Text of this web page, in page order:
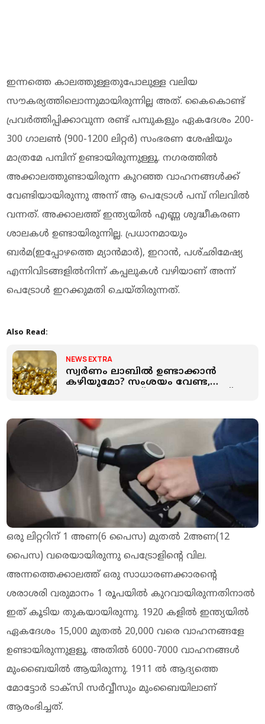
ഇന്നത്തെ കാലത്തുള്ളതുപോലുള്ള വലിയ
സൗകര്യത്തിലൊന്നുമായിരുന്നില്ല അത്. കൈകൊണ്ട്
പ്രവര്‍ത്തിപ്പിക്കാവുന്ന രണ്ട് പമ്പുകളും ഏകദേശം 200-
300 ഗാലണ്‍ (900-1200 ലിറ്റര്‍) സംഭരണ ശേഷിയും
മാത്രമേ പമ്പിന് ഉണ്ടായിരുന്നുള്ളൂ. നഗരത്തില്‍
അക്കാലത്തുണ്ടായിരുന്ന കുറഞ്ഞ വാഹനങ്ങള്‍ക്ക്
വേണ്ടിയായിരുന്നു അന്ന് ആ പെട്രോള്‍ പമ്പ് നിലവില്‍
വന്നത്. അക്കാലത്ത് ഇന്ത്യയില്‍ എണ്ണ ശുദ്ധീകരണ
ശാലകള്‍ ഉണ്ടായിരുന്നില്ല. പ്രധാനമായും
ബര്‍മ(ഇപ്പോഴത്തെ മ്യാന്‍മാര്‍), ഇറാന്‍, പശ്ഛിമേഷ്യ
എന്നിവിടങ്ങളില്‍നിന്ന് കപ്പലുകള്‍ വഴിയാണ് അന്ന്
പെട്രോള്‍ ഇറക്കുമതി ചെയ്തിരുന്നത്.
Also Read:
NEWS EXTRA
സ്വര്‍ണം ലാബില്‍ ഉണ്ടാക്കാന്‍
കഴിയുമോ? സംശയം വേണ്ട,
ഒരു ലിറ്ററിന് 1 അണ(6 പൈസ) മുതല്‍ 2അണ(12
പൈസ) വരെയായിരുന്നു പെട്രോളിന്റെ വില.
അന്നത്തെക്കാലത്ത് ഒരു സാധാരണക്കാരന്റെ
ശരാശരി വരുമാനം 1 രൂപയില്‍ കുറവായിരുന്നതിനാല്‍
ഇത് കൂടിയ തുകയായിരുന്നു. 1920 കളില്‍ ഇന്ത്യയില്‍
ഏകദേശം 15,000 മുതല്‍ 20,000 വരെ വാഹനങ്ങളേ
ഉണ്ടായിരുന്നുളളൂ. അതില്‍ 6000-7000 വാഹനങ്ങള്‍
മുംബൈയില്‍ ആയിരുന്നു. 1911 ല്‍ ആദ്യത്തെ
മോട്ടോര്‍ ടാക്‌സി സര്‍വ്വീസും മുംബൈയിലാണ്
ആരംഭിച്ചത്.